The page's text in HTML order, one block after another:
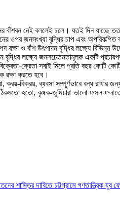
বাঁশবন নেই বললেই চলে। যতই দিন যাচ্ছে
ওপর জনসংখ্যা বৃদ্ধির চাপ এবং
ও বাঁশ উৎপাদন বৃদ্ধির লক্ষ্যে বিভিন্ন
বৃদ্ধির লক্ষ্যে জনসচেতনতামূলক একটি
ক্রেতা সবাই মিলে প্রতি বছর কোটি
রক্ষা করতে হবে।
ক্রয়-বিক্রয়, ব্যবসা সম্পূর্ণভাবে বন্ধ রাখার
হতো, কৃষক-জুমিয়ারা ভালো ফসল
শাস্তির দাবিতে চট্টগ্রামে গণতান্ত্রিক যুব